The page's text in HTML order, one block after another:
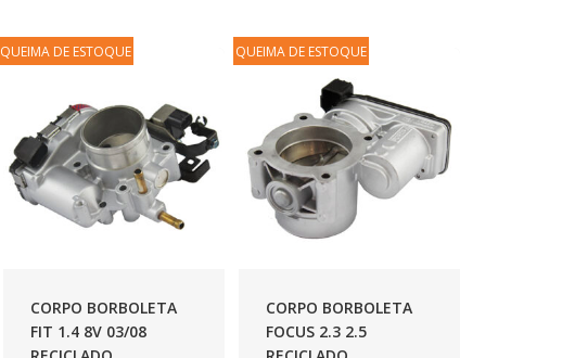
CORPO BORBOLETA
FIT 1.4 8V 03/08
QUEIMA DE ESTOQUE
CORPO BORBOLETA
FOCUS 2.3 2.5
QUEIMA DE ESTOQUE